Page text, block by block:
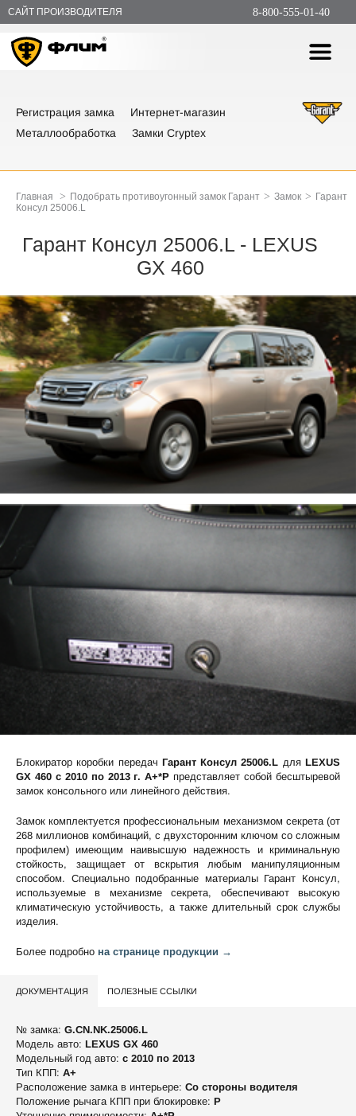
САЙТ ПРОИЗВОДИТЕЛЯ 8-800-555-01-40
Регистрация замка
Интернет-магазин
Металлообработка
Замки Cryptex
Главная > Подобрать противоугонный замок Гарант > Замок > Гарант
Консул 25006.L
Гарант Консул 25006.L - LEXUS
GX 460
Блокиратор коробки передач Гарант Консул 25006.L дляLEXUS
GX 460 c 2010 по 2013 г. А+*P представляет собой бесштыревой
замок консольного или линейного действия.
Замок комплектуется профессиональным механизмом секрета (от
268 миллионов комбинаций, с двухсторонним ключом со сложным
профилем) имеющим наивысшую надежность и криминальную
стойкость, защищает от вскрытия любым манипуляционным
способом. Специально подобранные материалы Гарант Консул,
используемые в механизме секрета, обеспечивают высокую
климатическую устойчивость, а также длительный срок службы
изделия.
Более подробно на странице продукции →
ДОКУМЕНТАЦИЯ ПОЛЕЗНЫЕ ССЫЛКИ
№ замка: G.CN.NK.25006.L
Модель авто: LEXUS GX 460
Модельный год авто: c 2010 по 2013
Тип КПП: А+
Расположение замка в интерьере: Со стороны водителя
Положение рычага КПП при блокировке: P